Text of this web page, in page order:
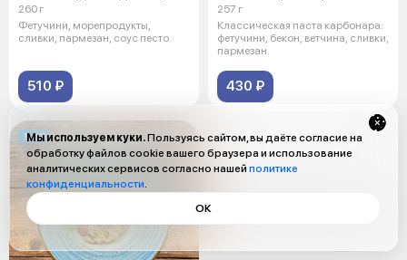
260 г
Фетучини, морепродукты,
сливки, пармезан, соус песто.
510 ₽
257 г
Классическая паста карбонара:
фетучини, бекон, ветчина, сливки,
пармезан.
430 ₽
ТОП
Мы используем куки.Пользуясь сайтом, вы даёте согласие на
обработку файлов cookie вашего браузера и использование
аналитических сервисов согласно нашей политике
конфиденциальности.
ОК